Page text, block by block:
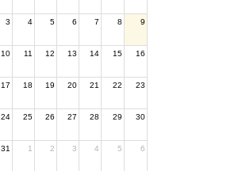
3 4 5 6 7 8 9
10 11 12 13 14 15 16
17 18 19 20 21 22 23
24 25 26 27 28 29 30
31 1 2 3 4 5 6